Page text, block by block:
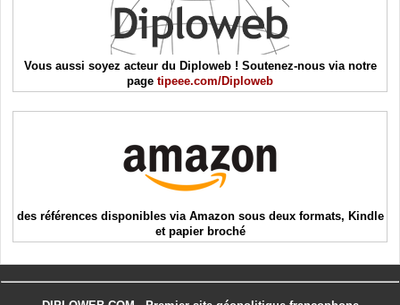
Vous aussi soyez acteur du Diploweb ! Soutenez-nous via notre
page tipeee.com/Diploweb
des références disponibles via Amazon sous deux formats, Kindle
et papier broché